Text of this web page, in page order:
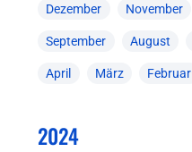
Dezember November
September August
April März Februar
2024